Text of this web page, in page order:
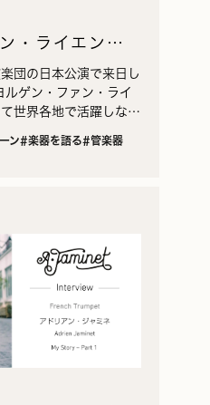
・ライエン氏
アントワン
クリエイション
とトロンボーン
団の日本公演で来日し
ゲン・ファン・ライ
世界各地で活躍しなが
トロンボーン教育の変
イション アムステルダ
ン#楽器を語る#管楽器